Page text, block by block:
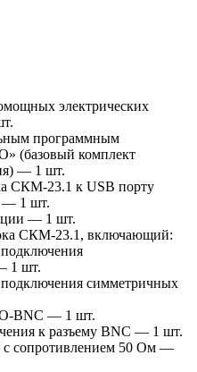
электрических
программным
(базовый комплект
— 1 шт.
СКМ-23.1 к USB порту
1 шт.
— 1 шт.
СКМ-23.1, включающий:
подключения
1 шт.
подключения симметричных
BNC — 1 шт.
к разъему BNC — 1 шт.
с сопротивлением 50 Ом —